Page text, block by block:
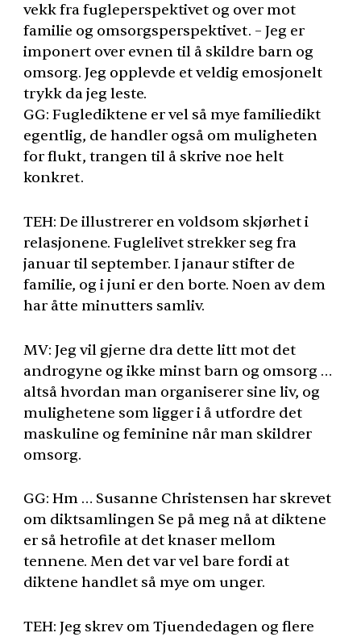
vekk fra fugleperspektivet og over mot
familie og omsorgsperspektivet. – Jeg er
imponert over evnen til å skildre barn og
omsorg. Jeg opplevde et veldig emosjonelt
trykk da jeg leste.
GG: Fuglediktene er vel så mye familiedikt
egentlig, de handler også om muligheten
for flukt, trangen til å skrive noe helt
konkret.
TEH: De illustrerer en voldsom skjørhet i
relasjonene. Fuglelivet strekker seg fra
januar til september. I janaur stifter de
familie, og i juni er den borte. Noen av dem
har åtte minutters samliv.
MV: Jeg vil gjerne dra dette litt mot det
androgyne og ikke minst barn og omsorg …
altså hvordan man organiserer sine liv, og
mulighetene som ligger i å utfordre det
maskuline og feminine når man skildrer
omsorg.
GG: Hm … Susanne Christensen har skrevet
om diktsamlingen Se på meg nå at diktene
er så hetrofile at det knaser mellom
tennene. Men det var vel bare fordi at
diktene handlet så mye om unger.
TEH: Jeg skrev om Tjuendedagen og flere